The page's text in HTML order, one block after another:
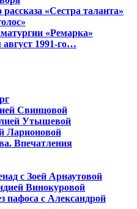
«Сестра таланта»
«Ремарка»
1991-го…
Свинцовой
Утышевой
Ларионовой
Впечатления
с Зоей Арнаутовой
Винокуровой
пафоса с Александрой